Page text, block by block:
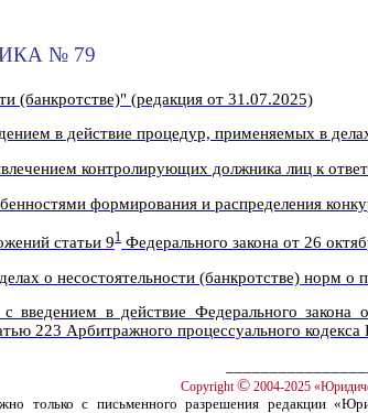
№ 79
(банкротстве)" (редакция от 31.07.2025)
в действие процедур, применяемых в
контролирующих должника лиц к
формирования и распределения
статьи 91 Федерального закона от 26
о несостоятельности (банкротстве) норм о
с введением в действие Федерального
223 Арбитражного процессуального
Copyright ©2004-2025
только с письменного разрешения редакции